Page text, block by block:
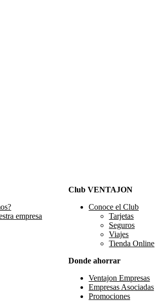
empresa
Club VENTAJON
Conoce el Club
Tarjetas
Seguros
Viajes
Tienda Online
Donde ahorrar
Ventajon Empresas
Empresas Asociadas
Promociones